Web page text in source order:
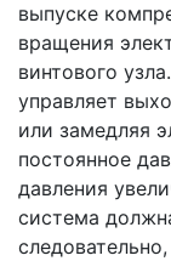
выпуске
вращения
винтового
управляет
или замедляя
постоянное
давления
система